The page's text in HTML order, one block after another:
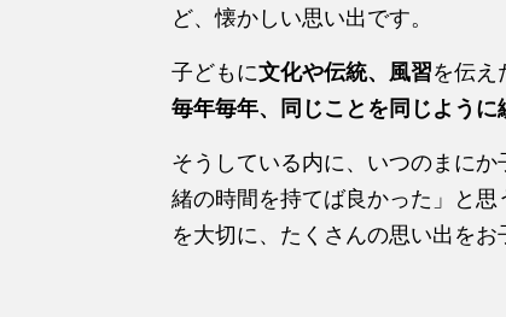
ど、懐かしい思い出です。
子どもに文化や伝統、風習を伝え
毎年毎年、同じことを同じように
そうしている内に、いつのまに
緒の時間を持てば良かった」と思
を大切に、たくさんの思い出をお